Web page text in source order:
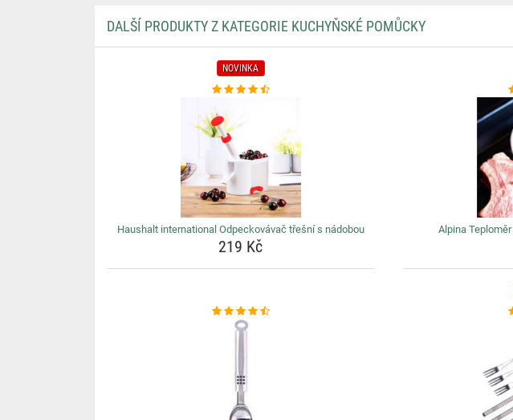
DALŠÍ PRODUKTY Z KATEGORIE KUCHYŇSKÉ POMŮCKY
NOVINKA
Haushalt international Odpeckovávač třešní s nádobou
219 Kč
Alpina